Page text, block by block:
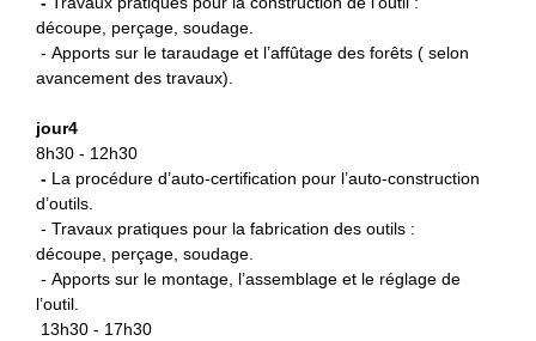
découpe, perçage, soudage.
- Apports sur le taraudage et l’affûtage des forêts ( selon
avancement des travaux).
jour4
8h30 - 12h30
- La procédure d’auto-certification pour l’auto-construction
d’outils.
- Travaux pratiques pour la fabrication des outils :
découpe, perçage, soudage.
- Apports sur le montage, l’assemblage et le réglage de
l’outil.
13h30 - 17h30